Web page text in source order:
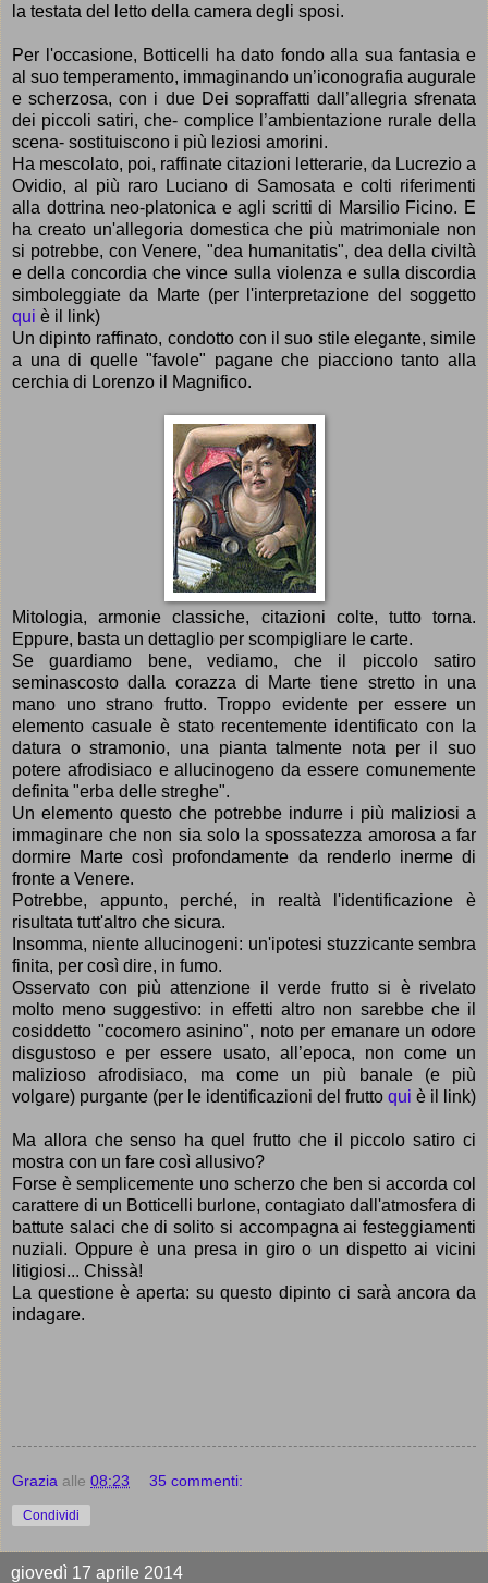
la testata del letto della camera degli sposi.
Per l'occasione, Botticelli ha dato fondo alla sua fantasia e
al suo temperamento, immaginando un’iconografia augurale
e scherzosa, con i due Dei sopraffatti dall’allegria sfrenata
dei piccoli satiri, che- complice l’ambientazione rurale della
scena- sostituiscono i più leziosi amorini.
Ha mescolato, poi, raffinate citazioni letterarie, da Lucrezio a
Ovidio, al più raro Luciano di Samosata e colti riferimenti
alla dottrina neo-platonica e agli scritti di Marsilio Ficino. E
ha creato un'allegoria domestica che più matrimoniale non
si potrebbe, con Venere, "dea humanitatis", dea della civiltà
e della concordia che vince sulla violenza e sulla discordia
simboleggiate da Marte (per l'interpretazione del soggetto
qui è il link)
Un dipinto raffinato, condotto con il suo stile elegante, simile
a una di quelle "favole" pagane che piacciono tanto alla
cerchia di Lorenzo il Magnifico.
Mitologia, armonie classiche, citazioni colte, tutto torna.
Eppure, basta un dettaglio per scompigliare le carte.
Se guardiamo bene, vediamo, che il piccolo satiro
seminascosto dalla corazza di Marte tiene stretto in una
mano uno strano frutto. Troppo evidente per essere un
elemento casuale è stato recentemente identificato con la
datura o stramonio, una pianta talmente nota per il suo
potere afrodisiaco e allucinogeno da essere comunemente
definita "erba delle streghe".
Un elemento questo che potrebbe indurre i più maliziosi a
immaginare che non sia solo la spossatezza amorosa a far
dormire Marte così profondamente da renderlo inerme di
fronte a Venere.
Potrebbe, appunto, perché, in realtà l'identificazione è
risultata tutt'altro che sicura.
Insomma, niente allucinogeni: un'ipotesi stuzzicante sembra
finita, per così dire, in fumo.
Osservato con più attenzione il verde frutto si è rivelato
molto meno suggestivo: in effetti altro non sarebbe che il
cosiddetto "cocomero asinino", noto per emanare un odore
disgustoso e per essere usato, all’epoca, non come un
malizioso afrodisiaco, ma come un più banale (e più
volgare) purgante (per le identificazioni del frutto qui è il link)
Ma allora che senso ha quel frutto che il piccolo satiro ci
mostra con un fare così allusivo?
Forse è semplicemente uno scherzo che ben si accorda col
carattere di un Botticelli burlone, contagiato dall'atmosfera di
battute salaci che di solito si accompagna ai festeggiamenti
nuziali. Oppure è una presa in giro o un dispetto ai vicini
litigiosi... Chissà!
La questione è aperta: su questo dipinto ci sarà ancora da
indagare.
Grazia alle 08:23 35 commenti:
Condividi
giovedì 17 aprile 2014